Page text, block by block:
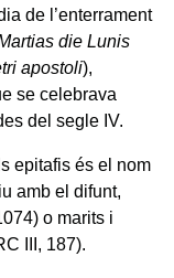
de l’enterrament
die Lunis
apostoli),
se celebrava
del segle IV.
epitafis és el nom
amb el difunt,
o marits i
III, 187).